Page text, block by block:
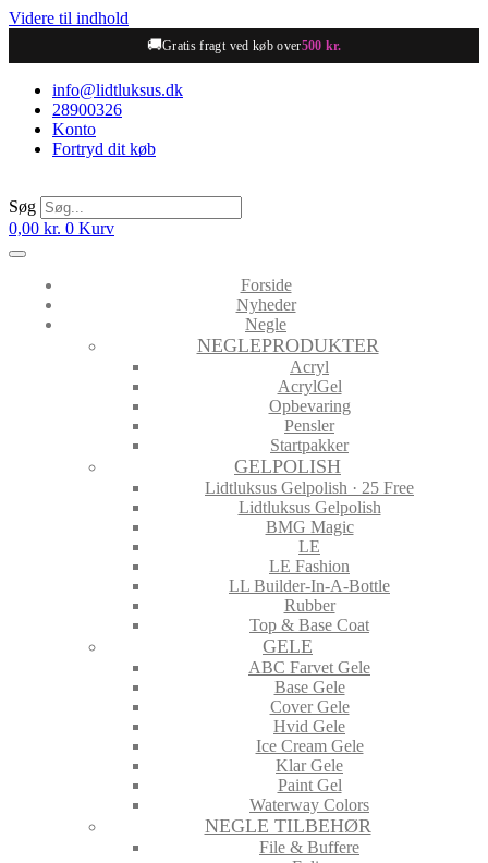
Videre til indhold
🚚Gratis fragt ved køb over500 kr.
info@lidtluksus.dk
28900326
Konto
Fortryd dit køb
Søg
0,00 kr. 0 Kurv
Forside
Nyheder
Negle
NEGLEPRODUKTER
Acryl
AcrylGel
Opbevaring
Pensler
Startpakker
GELPOLISH
Lidtluksus Gelpolish · 25 Free
Lidtluksus Gelpolish
BMG Magic
LE
LE Fashion
LL Builder-In-A-Bottle
Rubber
Top & Base Coat
GELE
ABC Farvet Gele
Base Gele
Cover Gele
Hvid Gele
Ice Cream Gele
Klar Gele
Paint Gel
Waterway Colors
NEGLE TILBEHØR
File & Buffere